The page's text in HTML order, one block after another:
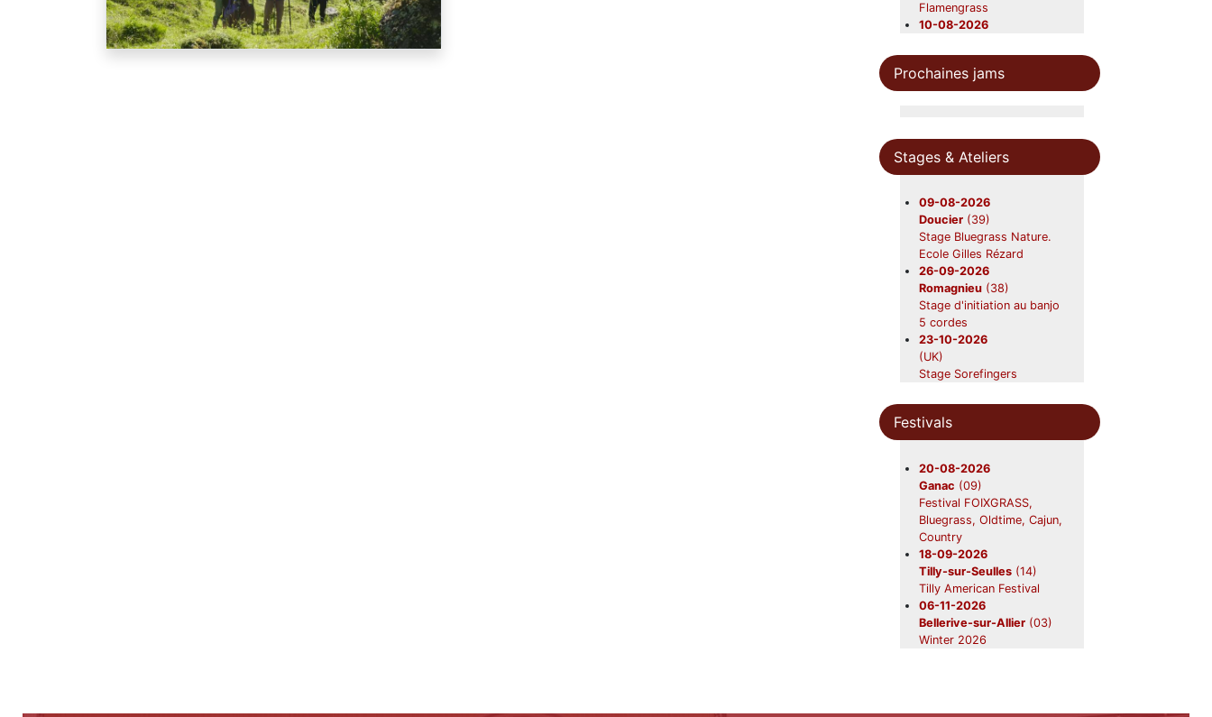
Flamengrass
10-08-2026
Moyenne Rig
21-08-2026
Saint-Ours(63)
Lazy Grass
12-09-2026
Nerac(47)
Beavers
19-09-2026
Foix(09)
Beavers en concert
31-10-2026
Châtres-sur-Cher
(41)
Beavers en concert
28-11-2026
Saint-Symphorien
Beavers en concert
Prochaines jams
Stages & Ateliers
09-08-2026
Doucier (39)
Stage Bluegrass Nature.
Ecole Gilles Rézard
26-09-2026
Romagnieu (38)
Stage d'initiation au banjo
5 cordes
23-10-2026
(UK)
Stage Sorefingers
05-04-2027
(UK)
Stage Sorefingers Week
Festivals
20-08-2026
Ganac (09)
Festival FOIXGRASS,
Bluegrass, Oldtime, Cajun,
Country
18-09-2026
Tilly-sur-Seulles (14)
Tilly American Festival
06-11-2026
Bellerive-sur-Allier (03)
Winter 2026